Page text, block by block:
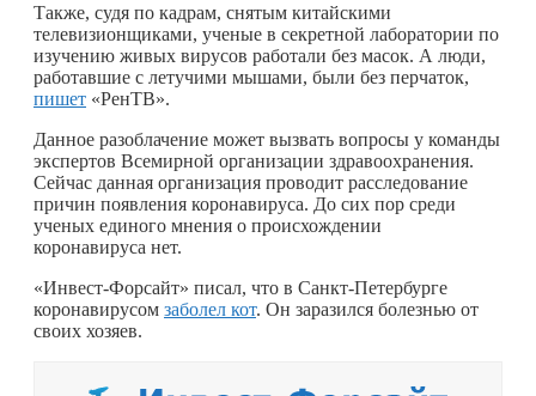
Также, судя по кадрам, снятым китайскими
телевизионщиками, ученые в секретной лаборатории по
изучению живых вирусов работали без масок. А люди,
работавшие с летучими мышами, были без перчаток,
пишет «РенТВ».
Данное разоблачение может вызвать вопросы у команды
экспертов Всемирной организации здравоохранения.
Сейчас данная организация проводит расследование
причин появления коронавируса. До сих пор среди
ученых единого мнения о происхождении
коронавируса нет.
«Инвест-Форсайт» писал, что в Санкт-Петербурге
коронавирусом заболел кот. Он заразился болезнью от
своих хозяев.